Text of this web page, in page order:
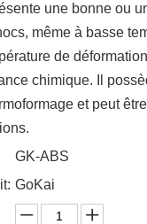
une bonne ou
même à basse
de
chimique. Il
et peut
GK-ABS
GoKai